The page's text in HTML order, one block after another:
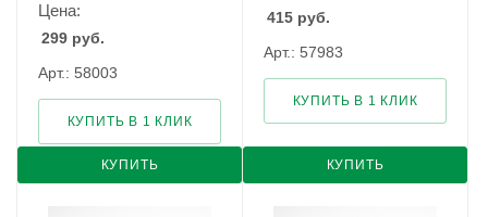
Цена:
299 руб.
Арт.: 58003
КУПИТЬ
КУПИТЬ В 1 КЛИК
415 руб.
Арт.: 57983
КУПИТЬ
КУПИТЬ В 1 КЛИК